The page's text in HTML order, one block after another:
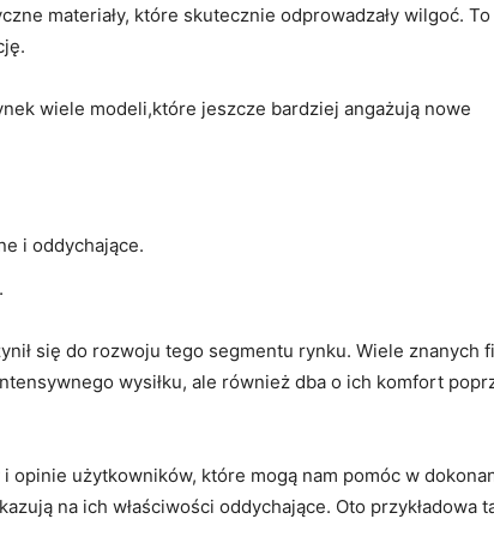
materiały, które skutecznie odprowadzały wilgoć.
wiele modeli,które ​jeszcze ⁢bardziej⁣ angażują ​nowe
i oddychające.
się do rozwoju‌ tego segmentu rynku. Wiele znanych
wysiłku,⁣ ale ‍również dba⁢ o ich komfort
⁢użytkowników, które ⁣mogą⁣ nam pomóc w
na⁢ ich‌ właściwości oddychające. Oto przykładowa